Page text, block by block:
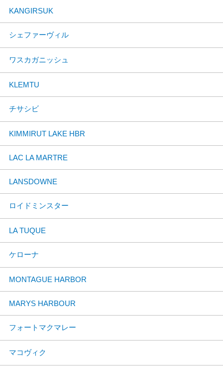
KANGIRSUK
シェファーヴィル
ワスカガニッシュ
KLEMTU
チサシビ
KIMMIRUT LAKE HBR
LAC LA MARTRE
LANSDOWNE
ロイドミンスター
LA TUQUE
ケローナ
MONTAGUE HARBOR
MARYS HARBOUR
フォートマクマレー
マコヴィク